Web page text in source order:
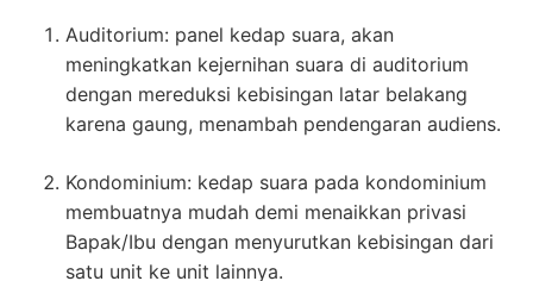
Auditorium: panel kedap suara, akan
meningkatkan kejernihan suara di auditorium
dengan mereduksi kebisingan latar belakang
karena gaung, menambah pendengaran audiens.
Kondominium: kedap suara pada kondominium
membuatnya mudah demi menaikkan privasi
Bapak/Ibu dengan menyurutkan kebisingan dari
satu unit ke unit lainnya.